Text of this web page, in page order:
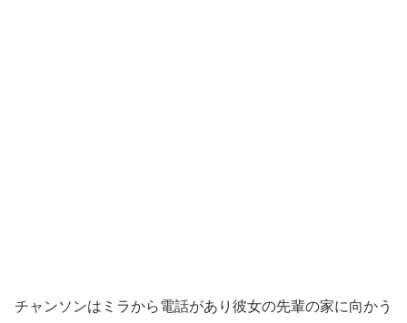
チャンソンはミラから電話があり彼女の先輩の家に向かう